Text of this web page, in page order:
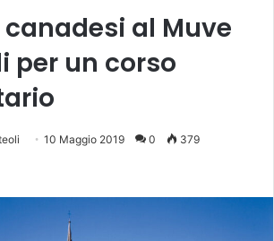
al Muve
per un corso
10 Maggio 2019 0 379